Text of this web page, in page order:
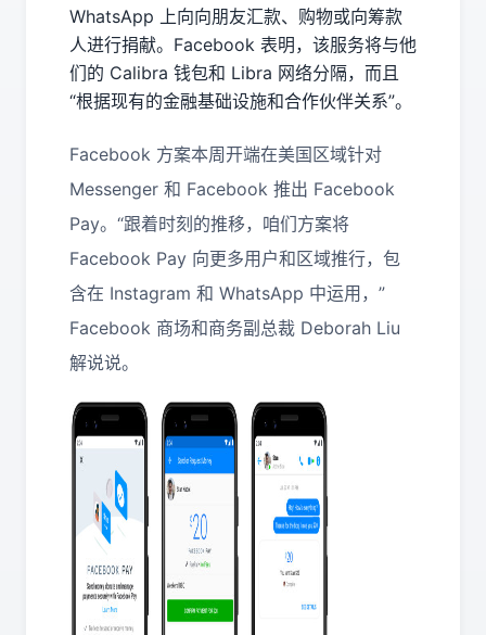
WhatsApp 上向向朋友汇款、购物或向筹款
人进行捐献。Facebook 表明，该服务将与他
们的 Calibra 钱包和 Libra 网络分隔，而且
“根据现有的金融基础设施和合作伙伴关系”。
Facebook 方案本周开端在美国区域针对
Messenger 和 Facebook 推出 Facebook
Pay。“跟着时刻的推移，咱们方案将
Facebook Pay 向更多用户和区域推行，包
含在 Instagram 和 WhatsApp 中运用，”
Facebook 商场和商务副总裁 Deborah Liu
解说说。